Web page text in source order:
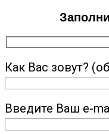
Как Вас зовут?
Введите Ваш e-